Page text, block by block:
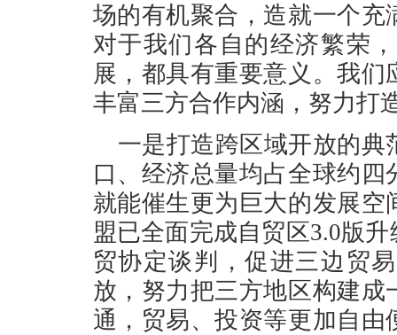
场的有机聚合，造就一个
对于我们各自的经济繁荣
展，都具有重要意义。我
丰富三方合作内涵，努力打
一是打造跨区域开放的
口、经济总量均占全球约
就能催生更为巨大的发展
盟已全面完成自贸区3.0版
贸协定谈判，促进三边贸
放，努力把三方地区构建
通，贸易、投资等更加自